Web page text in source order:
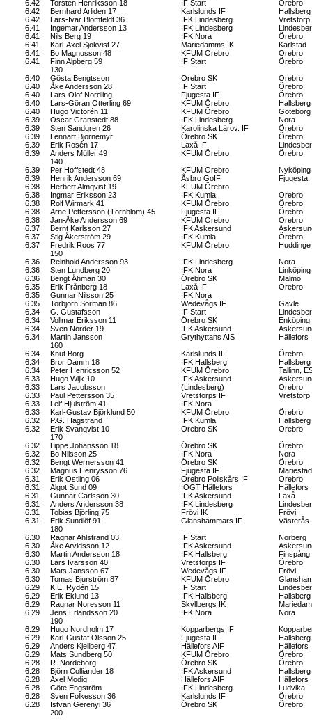
6.42
Torsten Henriksson 18 IF Start
Örebro
6.42
Bernhard Arliden 17 Karlslunds IF
Hallsberg
6.42
Lars-Ivar Blomfeldt 36 IFK Lindesberg
Vretstorp
6.41
Ingemar Andersson 13 IFK Lindesberg
6.41
Nils Berg 19 IFK Nora
Örebro
6.41
Karl-Axel Sjökvist 27 Mariedamms IK
Karlstad
6.41
Bo Magnusson 48 KFUM Örebro
Örebro
6.41
Finn Alpberg 59 IF Start
Örebro
130
6.40
Gösta Bengtsson Örebro SK
Örebro
6.40
Åke Andersson 28 IF Start
Örebro
6.40
Lars-Olof Nordling Fjugesta IF
Örebro
6.40
Lars-Göran Otterling 69 KFUM Örebro
Hallsberg
6.40
Hugo Victorén 11 KFUM Örebro
Göteborg
6.39
Oscar Granstedt 88 IFK Lindesberg
Nora
6.39
Sten Sandgren 26 Karolinska Lärov. IF
Örebro
6.39
Lennart Björnemyr Örebro SK
Örebro
6.39
Erik Rosén 17 Laxå IF
6.39
Anders Müller 49 KFUM Örebro
Örebro
140
6.39
Per Hoffstedt 48 KFUM Örebro
Nyköping
6.39
Henrik Andersson 69 Åsbro GoIF
Fjugesta
6.38
Herbert Almqvist 19
KFUM Örebro
6.38
Ingmar Eriksson 23 IFK Kumla
Örebro
6.38
Rolf Wirmark 41 KFUM Örebro
Örebro
6.38
Arne Pettersson (Törnblom) 45 Fjugesta IF
Örebro
6.38
Jan-Åke Andersson 69 KFUM Örebro
Örebro
6.37
Bernt Karlsson 27 IFK Askersund
6.37
Stig Åkerström 29 IFK Kumla
Örebro
6.37
Fredrik Roos 77 KFUM Örebro
Huddinge
150
6.36
Reinhold Andersson 93 IFK Lindesberg
Nora
6.36
Sten Lundberg 20 IFK Nora
Linköping
6.36
Bengt Åhman 30 Örebro SK
Malmö
6.35
Erik Frånberg 18 Laxå IF
Örebro
6.35
Gunnar Nilsson 25
IFK Nora
6.35
Torbjörn Sörman 86 Wedevågs IF
Gävle
6.34
G. Gustafsson IF Start
6.34
Vollmar Eriksson 11 Örebro SK
Enköping
6.34
Sven Norder 19 IFK Askersund
6.34
Martin Jansson Grythyttans AIS
Hällefors
160
6.34
Knut Borg Karlslunds IF
Örebro
6.34
Bror Damm 18 IFK Hallsberg
Hallsberg
6.34
Peter Henricsson 52 KFUM Örebro
Tallinn,
6.33
Hugo Wijk 10 IFK Askersund
6.33
Lars Jacobsson (Lindesberg)
Örebro
6.33
Paul Pettersson 35 Vretstorps IF
Vretstorp
6.33
Leif Hjulström 41
IFK Nora
6.33
Karl-Gustav Björklund 50 KFUM Örebro
Örebro
6.32
P.G. Hagstrand IFK Kumla
Hallsberg
6.32
Erik Svanqvist 10 Örebro SK
Örebro
170
6.32
Lippe Johansson 18 Örebro SK
Örebro
6.32
Bo Nilsson 25 IFK Nora
Nora
6.32
Bengt Wernersson 41 Örebro SK
Örebro
6.32
Magnus Henrysson 76 Fjugesta IF
Mariestad
6.31
Erik Östling 06 Örebro Poliskårs IF
Örebro
6.31
Algot Sund 09 IOGT Hällefors
Hällefors
6.31
Gunnar Carlsson 30 IFK Askersund
Laxå
6.31
Anders Andersson 38 IFK Lindesberg
6.31
Tobias Björling 75 Frövi IK
Frövi
6.31
Erik Sundlöf 91 Glanshammars IF
Västerås
180
6.30
Ragnar Ahlstrand 03 IF Start
Norberg
6.30
Åke Arvidsson 12 IFK Askersund
6.30
Martin Andersson 18 IFK Hallsberg
Finspång
6.30
Lars Ivarsson 40 Vretstorps IF
Örebro
6.30
Mats Jansson 67 Wedevågs IF
Frövi
6.30
Tomas Bjurström 87 KFUM Örebro
6.29
K.E. Rydén 15 IF Start
6.29
Erik Eklund 13 IFK Hallsberg
Hallsberg
6.29
Ragnar Noresson 11 Skyllbergs IK
6.29
Jens Erlandsson 20 IFK Nora
Nora
190
6.29
Hugo Nordholm 17 Kopparbergs IF
6.29
Karl-Gustaf Olsson 25 Fjugesta IF
Hallsberg
6.29
Anders Kjellberg 47 Hällefors AIF
Hällefors
6.29
Mats Sundberg 50 KFUM Örebro
Örebro
6.28
R. Nordeborg Örebro SK
Örebro
6.28
Björn Colliander 18 IFK Askersund
Hallsberg
6.28
Axel Modig Hällefors AIF
Hällefors
6.28
Göte Engström IFK Lindesberg
Ludvika
6.28
Sven Folkesson 36 Karlslunds IF
Örebro
6.28
Istvan Gerenyi 36 Örebro SK
Örebro
200